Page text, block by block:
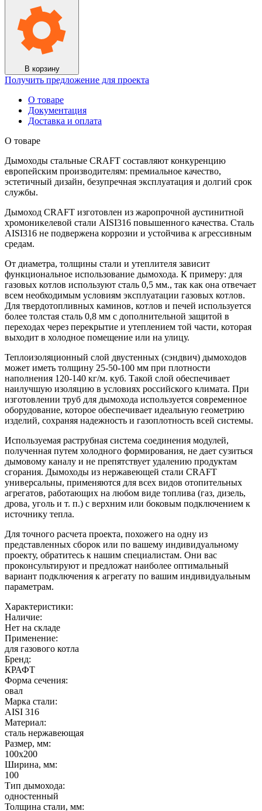
нерж.,
100х200мм,
В корзину
Получить предложение для проекта
О товаре
Документация
Доставка и оплата
О товаре
Дымоходы стальные CRAFT составляют конкуренцию
европейским производителям: премиальное качество,
эстетичный дизайн, безупречная эксплуатация и долгий срок
службы.
Дымоход CRAFT изготовлен из жаропрочной аустинитной
хромоникелевой стали AISI316 повышенного качества. Сталь
AISI316 не подвержена коррозии и устойчива к агрессивным
средам.
От диаметра, толщины стали и утеплителя зависит
функциональное использование дымохода. К примеру: для
газовых котлов используют сталь 0,5 мм., так как она отвечает
всем необходимым условиям эксплуатации газовых котлов.
Для твердотопливных каминов, котлов и печей используется
более толстая сталь 0,8 мм с дополнительной защитой в
переходах через перекрытие и утеплением той части, которая
выходит в холодное помещение или на улицу.
Теплоизоляционный слой двустенных (сэндвич) дымоходов
может иметь толщину 25-50-100 мм при плотности
наполнения 120-140 кг/м. куб. Такой слой обеспечивает
наилучшую изоляцию в условиях российского климата. При
изготовлении труб для дымохода используется современное
оборудование, которое обеспечивает идеальную геометрию
изделий, сохраняя надежность и газоплотность всей системы.
Используемая раструбная система соединения модулей,
полученная путем холодного формирования, не дает сузиться
дымовому каналу и не препятствует удалению продуктам
сгорания. Дымоходы из нержавеющей стали CRAFT
универсальны, применяются для всех видов отопительных
агрегатов, работающих на любом виде топлива (газ, дизель,
дрова, уголь и т. п.) с верхним или боковым подключением к
источнику тепла.
Для точного расчета проекта, похожего на одну из
представленных сборок или по вашему индивидуальному
проекту, обратитесь к нашим специалистам. Они вас
проконсультируют и предложат наиболее оптимальный
вариант подключения к агрегату по вашим индивидуальным
параметрам.
Характеристики:
Наличие:
Нет на складе
Применение:
для газового котла
Бренд:
КРАФТ
Форма сечения:
овал
Марка стали:
AISI 316
Материал:
сталь нержавеющая
Размер, мм:
100х200
Ширина, мм:
100
Тип дымохода:
одностенный
Толщина стали, мм: